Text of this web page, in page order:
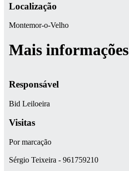
Localização
Montemor-o-Velho
Mais informações
Responsável
Bid Leiloeira
Visitas
Por marcação
Sérgio Teixeira - 961759210